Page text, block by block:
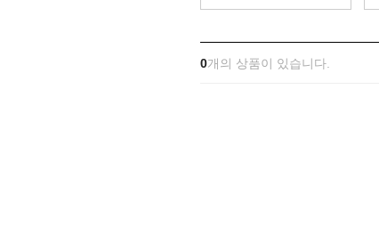
0개의 상품이 있습니다.